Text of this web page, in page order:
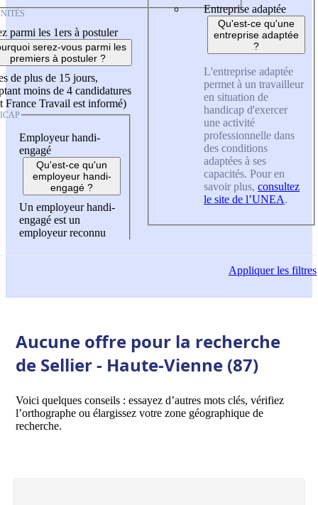
parmi les 1ers à postuler
serez-vous parmi les
premiers à postuler ?
de plus de 15 jours,
moins de 4 candidatures
France Travail est informé)
Employeur handi-
engagé
Qu'est-ce qu'un
employeur handi-
engagé ?
Un employeur handi-
engagé est un
employeur reconnu
Entreprise adaptée
Qu'est-ce qu'une
entreprise adaptée
?
L'entreprise adaptée
permet à un travailleur
en situation de
handicap d'exercer
une activité
professionnelle dans
des conditions
adaptées à ses
capacités. Pour en
savoir plus, consultez
le site de l’UNEA.
Appliquerles filtres
Aucune offre pour la recherche
de Sellier - Haute-Vienne (87)
Voici quelques conseils : essayez d’autres mots clés, vérifiez
l’orthographe ou élargissez votre zone géographique de
recherche.